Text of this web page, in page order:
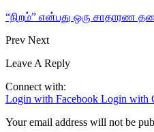
“நிறம்” என்பது ஒரு சாதாரண
Prev Next
Leave A Reply
Connect with:
Login with Facebook Login with
Your email address will not be